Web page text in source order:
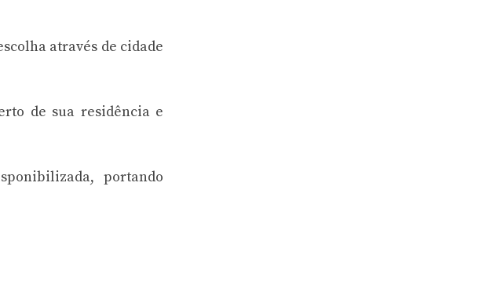
através de cidade
de sua residência e
portando